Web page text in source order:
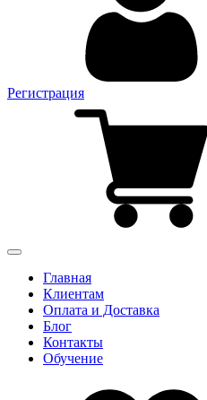
Регистрация
Главная
Клиентам
Оплата и Доставка
Блог
Контакты
Обучение